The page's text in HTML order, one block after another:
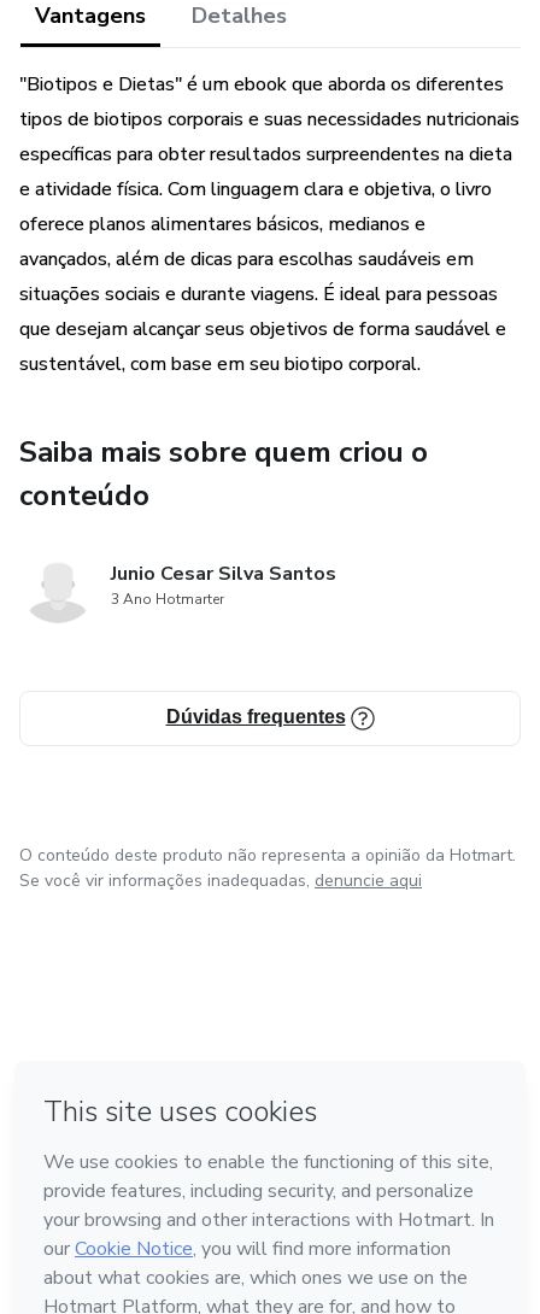
Vantagens Detalhes
"Biotipos e Dietas" é um ebook que aborda os diferentes
tipos de biotipos corporais e suas necessidades nutricionais
específicas para obter resultados surpreendentes na dieta
e atividade física. Com linguagem clara e objetiva, o livro
oferece planos alimentares básicos, medianos e
avançados, além de dicas para escolhas saudáveis em
situações sociais e durante viagens. É ideal para pessoas
que desejam alcançar seus objetivos de forma saudável e
sustentável, com base em seu biotipo corporal.
Saiba mais sobre quem criou o
conteúdo
Junio Cesar Silva Santos
3 Ano Hotmarter
Dúvidas frequentes
O conteúdo deste produto não representa a opinião da Hotmart.
Se você vir informações inadequadas, denuncie aqui
Feito com ❤ na Cidade do México
Conheça a Hotmart
Idioma